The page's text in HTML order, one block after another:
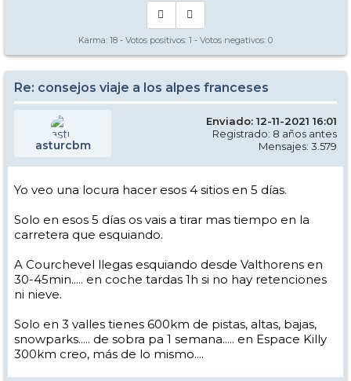
Karma: 18 - Votos positivos: 1 - Votos negativos: 0
Re: consejos viaje a los alpes franceses
asturcbm
Enviado: 12-11-2021 16:01
Registrado: 8 años antes
Mensajes: 3.579
Yo veo una locura hacer esos 4 sitios en 5 días.
Solo en esos 5 días os vais a tirar mas tiempo en la
carretera que esquiando.
A Courchevel llegas esquiando desde Valthorens en
30-45min..... en coche tardas 1h si no hay retenciones
ni nieve.
Solo en 3 valles tienes 600km de pistas, altas, bajas,
snowparks..... de sobra pa 1 semana..... en Espace Killy
300km creo, más de lo mismo....